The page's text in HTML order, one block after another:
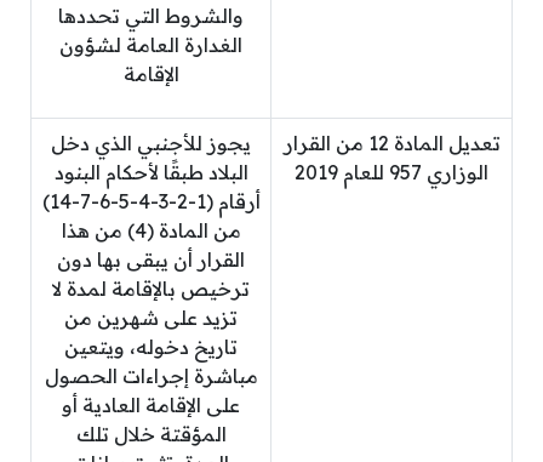
والشروط التي تحددها
الغدارة العامة لشؤون
الإقامة
تعديل المادة 12 من القرار
الوزاري 957 للعام 2019
يجوز للأجنبي الذي دخل
البلاد طبقًا لأحكام البنود
أرقام (1-2-3-4-5-6-7-14)
من المادة (4) من هذا
القرار أن يبقى بها دون
ترخيص بالإقامة لمدة لا
تزيد على شهرين من
تاريخ دخوله، ويتعين
مباشرة إجراءات الحصول
على الإقامة العادية أو
المؤقتة خلال تلك